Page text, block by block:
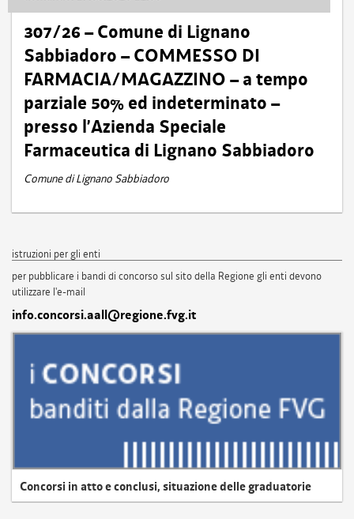
307/26 – Comune di Lignano
Sabbiadoro – COMMESSO DI
FARMACIA/MAGAZZINO – a tempo
parziale 50% ed indeterminato –
presso l’Azienda Speciale
Farmaceutica di Lignano Sabbiadoro
Comune di Lignano Sabbiadoro
istruzioni per gli enti
per pubblicare i bandi di concorso sul sito della Regione gli enti devono
utilizzare l'e-mail
info.concorsi.aall@regione.fvg.it
Concorsi in atto e conclusi, situazione delle graduatorie